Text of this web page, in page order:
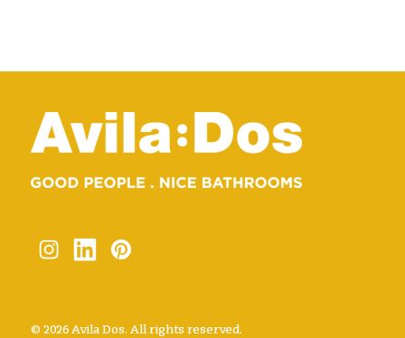
© 2026 Avila Dos. All rights reserved.